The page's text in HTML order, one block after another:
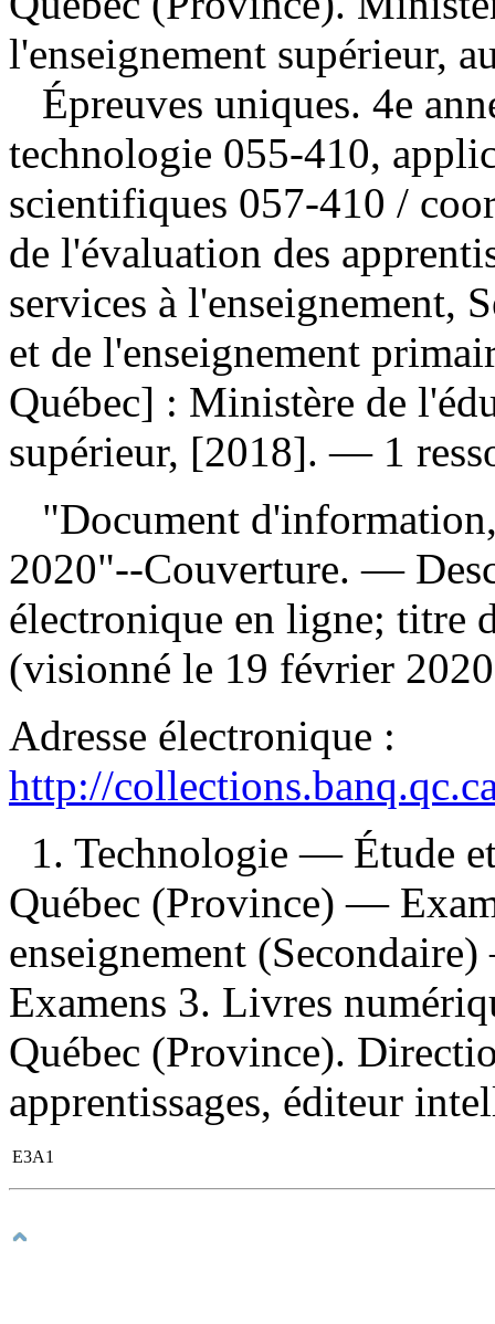
l'enseignement supérieur,
Épreuves uniques. 4e
technologie 055-410,
scientifiques 057-410 /
de l'évaluation des
services à l'enseignement,
et de l'enseignement
Québec] : Ministère de
supérieur, [2018]. — 1
"Document
2020"--Couverture. —
électronique en ligne; titre
(visionné le 19 février
Adresse électronique :
http://
1. Technologie — Étude
Québec (Province) —
enseignement
Examens 3. Livres
Québec (Province).
apprentissages, éditeur
E3A1